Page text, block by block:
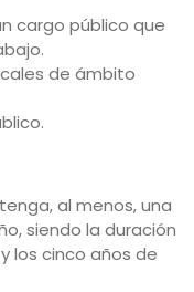
cargo público que
de ámbito
al menos, una
siendo la duración
los cinco años de